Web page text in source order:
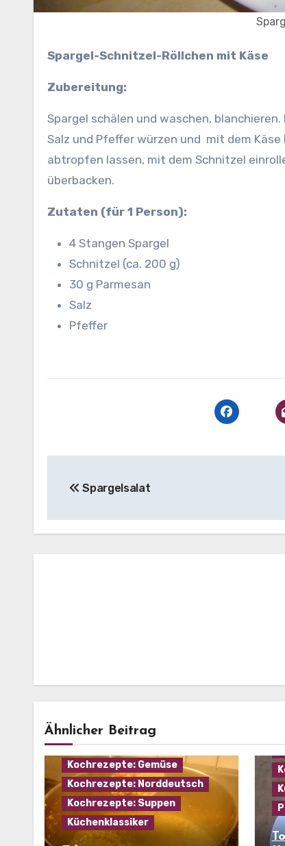
Spargel-Schnitzel-Röllchen mit Käse
Zubereitung:
Spargel schälen und waschen,
Salz und Pfeffer würzen und mit dem
abtropfen lassen, mit dem Schnitzel
überbacken.
Zutaten (für 1 Person):
4 Stangen Spargel
Schnitzel (ca. 200 g)
30 g Parmesan
Salz
Pfeffer
Spargelsalat
Ähnlicher Beitrag
Eintopf
Hausmannskost
Kochrezepte: Fleisch
Kochrezepte: Gemüse
Kochrezepte: Norddeutsch
Kochrezepte: Suppen
Küchenklassiker